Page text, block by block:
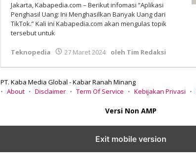
Jakarta, Kabapedia.com – Berikut infomasi “Aplikasi
Penghasil Uang: Ini Menghasilkan Banyak Uang dari
TikTok.” Kali ini Kabapedia.com akan mengulas topik
tersebut untuk
Teknopedia 27 Maret 2024 oleh Tim Redaksi
PT. Kaba Media Global - Kabar Ranah Minang
About
Disclaimer Term Of Service Kebijakan Privasi
Versi Non AMP
Exit mobile version